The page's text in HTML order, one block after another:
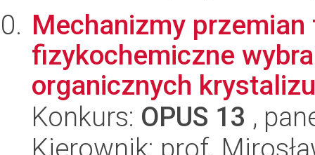
Mechanizmy
fizykochemiczne
organicznych
Konkurs: OPUS 13 ,
Kierownik: prof.